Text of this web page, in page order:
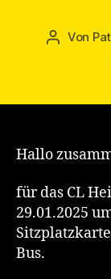
Von
Hallo
für das CL
29.01.2025
Bus.